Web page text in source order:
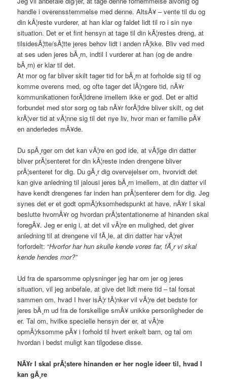
handle i overensstemmelse med denne. AltsÃ¥ – vente til du og
din kÃ¦reste vurderer, at han klar og faldet lidt til ro i sin nye
situation. Det er et fint hensyn at tage til din kÃ¦restes dreng, at
tilsidesÃ¦tte/sÃ¦tte jeres behov lidt i anden rÃ¦kke. Bliv ved med
at ses uden jeres bÃ¸rn, indtil I vurderer at han (og de andre
bÃ¸rn) er klar til det.
At mor og far bliver skilt tager tid for bÃ¸rn at forholde sig til og
komme overens med, og ofte tager det lÃ¦ngere tid, nÃ¥r
kommunikationen forÃ¦ldrene imellem ikke er god. Det er altid
forbundet med stor sorg og tab nÃ¥r forÃ¦ldre bliver skilt, og det
krÃ¦ver tid at vÃ¦nne sig til det nye liv, hvor man er familie pÃ¥
en anderledes mÃ¥de.
Du spÃ¸rger om det kan vÃ¦re en god ide, at vÃ¦lge din datter
bliver prÃ¦senteret for din kÃ¦reste inden drengene bliver
prÃ¦senteret for dig. Du gÃ¸r dig overvejelser om, hvorvidt det
kan give anledning til jalousi jeres bÃ¸rn imellem, at din datter vil
have kendt drengenes far inden han prÃ¦senterer dem for dig. Jeg
synes det er et godt opmÃ¦rksomhedspunkt at have, nÃ¥r I skal
beslutte hvornÃ¥r og hvordan prÃ¦stentationerne af hinanden skal
foregÃ¥. Jeg er enig i, at det vil vÃ¦re en mulighed, det giver
anledning til at drengene vil fÃ¸le, at din datter har vÃ¦ret
forfordelt: “Hvorfor har hun skulle kende vores far, fÃ¸r vi skal
kende hendes mor?”
Ud fra de sparsomme oplysninger jeg har om jer og jeres
situation, vil jeg anbefale, at give det lidt mere tid – tal forsat
sammen om, hvad I hver isÃ¦r tÃ¦nker vil vÃ¦re det bedste for
jeres bÃ¸rn ud fra de forskellige smÃ¥ unikke personligheder de
er. Tal om, hvilke specielle hensyn der er, at vÃ¦re
opmÃ¦rksomme pÃ¥ i forhold til hvert enkelt barn, og tal om
hvordan i bedst muligt kan tilgodese disse.
NÃ¥r I skal prÃ¦stere hinanden er her nogle ideer til, hvad I
kan gÃ¸re